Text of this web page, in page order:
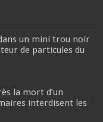
un mini trou noir
de particules du
la mort d’un
interdisent les